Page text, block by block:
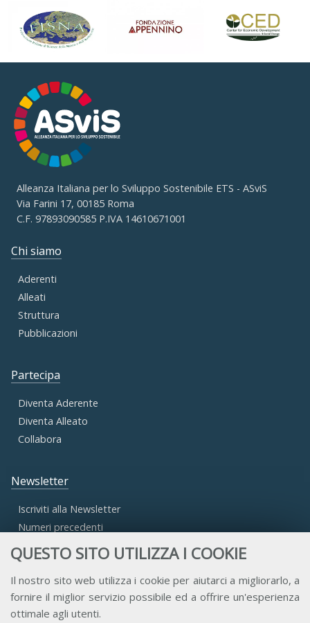
QUESTO SITO UTILIZZA I COOKIE
Il nostro sito web utilizza i cookie per aiutarci a migliorarlo, a
fornire il miglior servizio possibile ed a offrire un'esperienza
ottimale agli utenti.
Alleanza Italiana per lo Sviluppo Sostenibile ETS - ASviS
Via Farini 17, 00185 Roma
C.F. 97893090585 P.IVA 14610671001
Chi siamo
Aderenti
Alleati
Struttura
Pubblicazioni
Partecipa
Diventa Aderente
Diventa Alleato
Collabora
Newsletter
Iscriviti alla Newsletter
Numeri precedenti
Accesso Aderenti
Accesso Consulta